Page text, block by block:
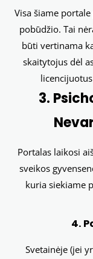
Visa šiame
pobūdžio. Tai
būti vertinama
skaitytojus dėl
3.
Portalas laikosi
sveikos
kuria siekiame
4.
Svetainėje (jei